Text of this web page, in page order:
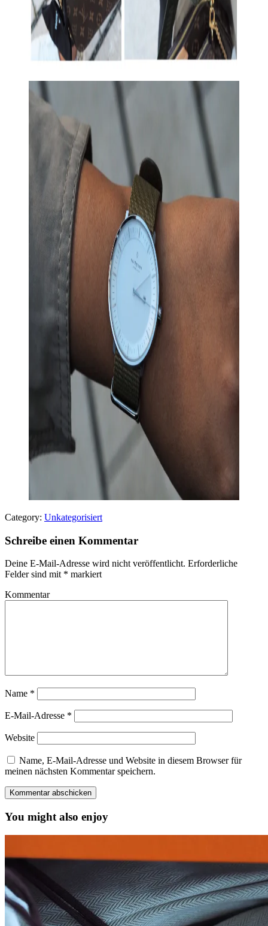
Category: Unkategorisiert
Schreibe einen Kommentar
Deine E-Mail-Adresse wird nicht veröffentlicht. Erforderliche
Felder sind mit * markiert
Kommentar
Name *
E-Mail-Adresse *
Website
Name, E-Mail-Adresse und Website in diesem Browser für
meinen nächsten Kommentar speichern.
You might also enjoy